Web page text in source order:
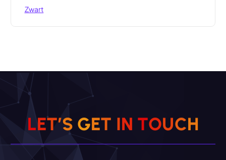
Zwart
LET’S GET IN TOUCH